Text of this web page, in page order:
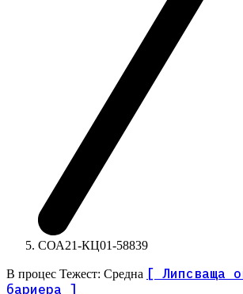
СОА21-КЦ01-58839
В процес Тежест: Средна [ Липсваща
бариера ]